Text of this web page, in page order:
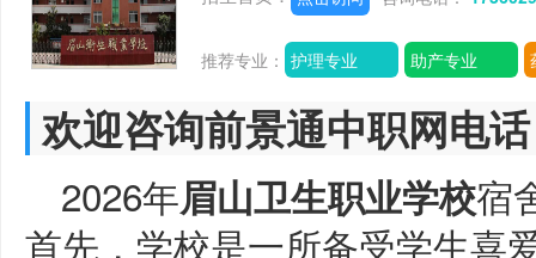
推荐专业： 护理专业 助产专业
欢迎咨询前景通中职网电
2026年眉山卫生职业学校宿
首先，学校是一所备受学生喜